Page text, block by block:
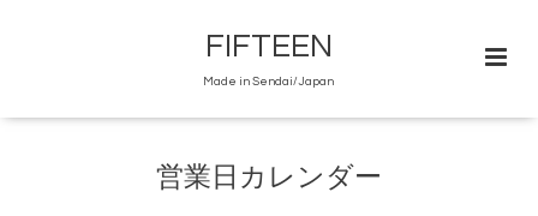
FIFTEEN
Made in Sendai/Japan
営業日カレンダー